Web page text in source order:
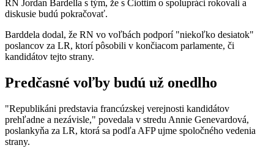
RN Jordan Bardella s tým, že s Ciottim o spolupráci rokovali a
diskusie budú pokračovať.
Barddela dodal, že RN vo voľbách podporí "niekoľko desiatok"
poslancov za LR, ktorí pôsobili v končiacom parlamente, či
kandidátov tejto strany.
Predčasné voľby budú už onedlho
"Republikáni predstavia francúzskej verejnosti kandidátov
prehľadne a nezávisle," povedala v stredu Annie Genevardová,
poslankyňa za LR, ktorá sa podľa AFP ujme spoločného vedenia
strany.